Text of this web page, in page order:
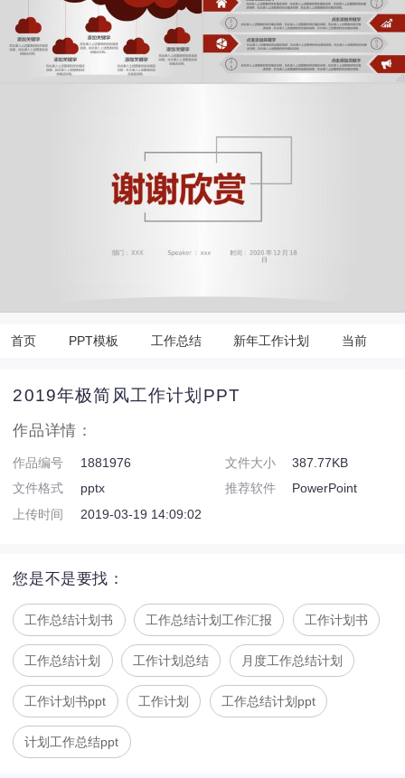
首页 PPT模板 工作总结 新年工作计划 当前
2019年极简风工作计划PPT
作品详情：
作品编号 1881976 文件大小
387.77KB
文件格式
pptx 推荐软件
PowerPoint
上传时间
2019-03-19 14:09:02
您是不是要找：
工作总结计划书 工作总结计划工作汇报 工作计划书
工作总结计划 工作计划总结 月度工作总结计划
工作计划书ppt 工作计划 工作总结计划ppt
计划工作总结ppt